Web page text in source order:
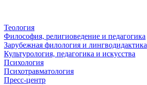
Теология
Философия, религиоведение и педагогика
Зарубежная филология и лингводидактика
Культурология, педагогика и искусства
Психология
Психотравматология
Пресс-центр